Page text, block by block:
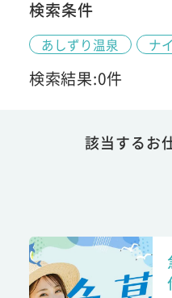
検索条件
あしずり温泉 ナ
検索結果:0件
該当するお